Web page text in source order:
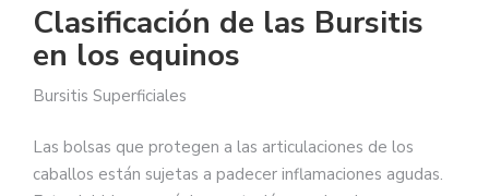
Clasificación de las Bursitis
en los equinos
Bursitis Superficiales
Las bolsas que protegen a las articulaciones de los
caballos están sujetas a padecer inflamaciones agudas.